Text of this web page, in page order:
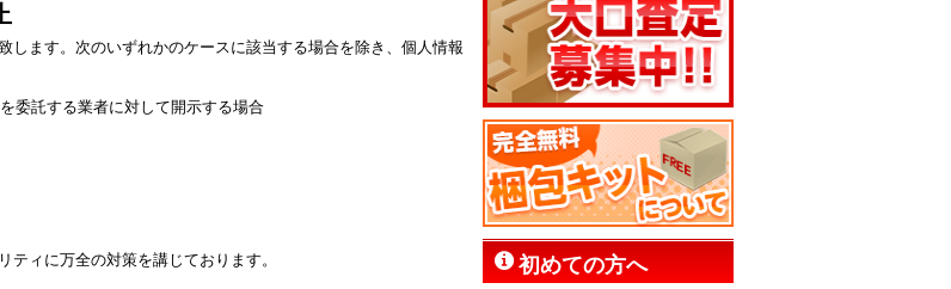
ます。次のいずれかのケースに該当する場合を除き、個人情報
委託する業者に対して開示する場合
ィに万全の対策を講じております。 初めての方へ